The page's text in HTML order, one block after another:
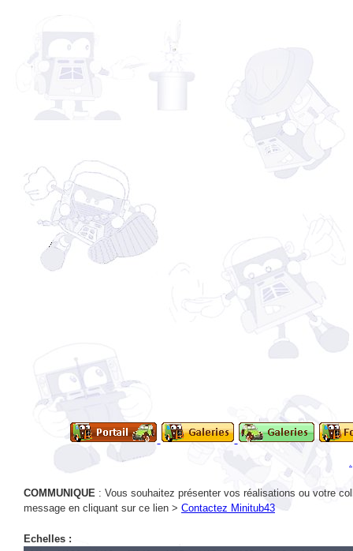
COMMUNIQUE
: Vous souhaitez présenter vos réalisations ou votre
Contactez Minitub43
Echelles :
1/1